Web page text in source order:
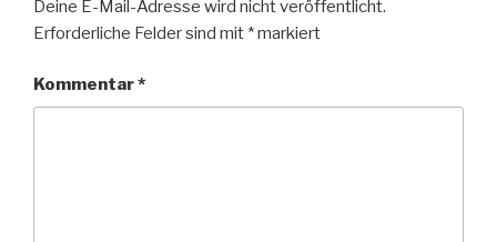
Deine E-Mail-Adresse wird nicht veröffentlicht.
Erforderliche Felder sind mit *markiert
Kommentar*